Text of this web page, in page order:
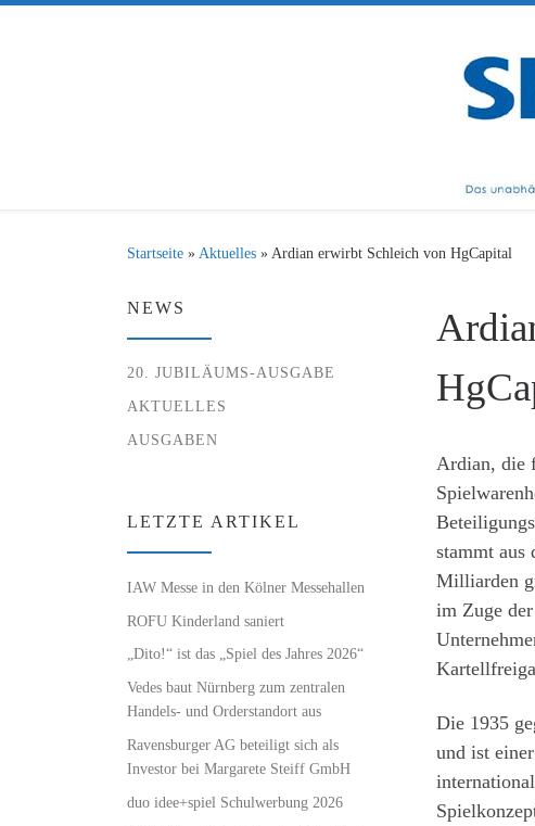
Startseite »Aktuelles »Ardian erwirbt Schleich von HgCapital
Ardian, die
stammt aus
Milliarden
im Zuge
Die 1935
und ist
NEWS
20. JUBILÄUMS-AUSGABE
AKTUELLES
AUSGABEN
LETZTE ARTIKEL
IAW Messe in den Kölner Messehallen
ROFU Kinderland saniert
„Dito!“ ist das „Spiel des Jahres 2026“
Vedes baut Nürnberg zum zentralen
Handels- und Orderstandort aus
Ravensburger AG beteiligt sich als
Investor bei Margarete Steiff GmbH
duo idee+spiel Schulwerbung 2026